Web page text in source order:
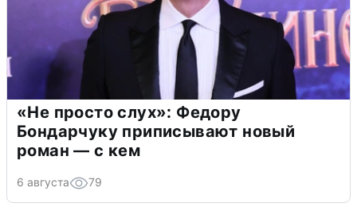
«Не просто слух»: Федору
Бондарчуку приписывают новый
роман — с кем
6 августа 79